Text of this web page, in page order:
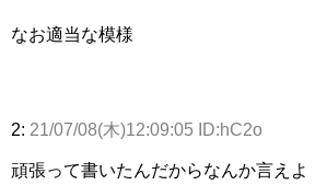
なお適当な模様
2: 21/07/08(木)12:09:05 ID:hC2o
頑張って書いたんだからなんか言えよ